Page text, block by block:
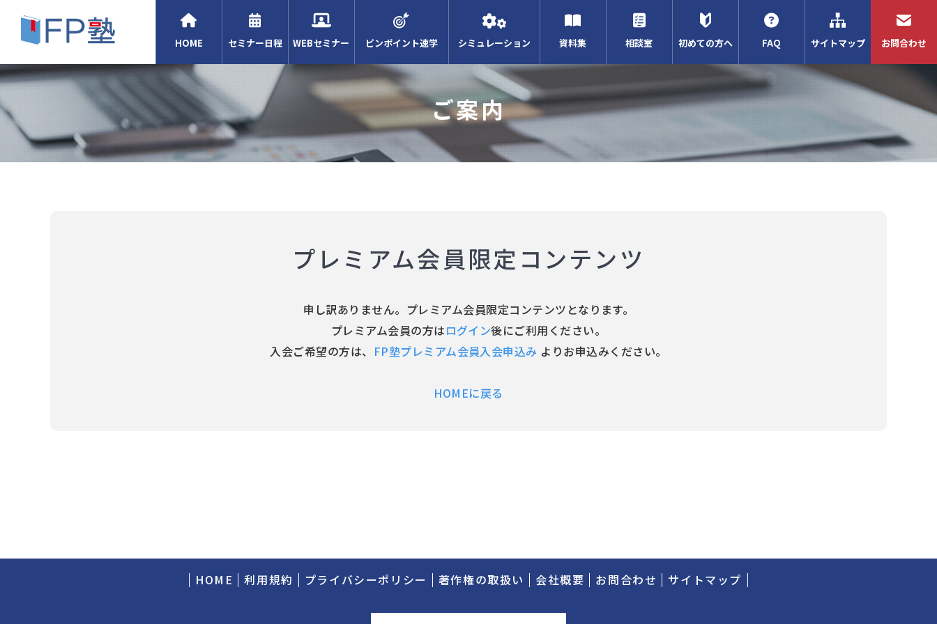
HOME セミナー日程 WEBセミナー ピンポイント速学 シミュレーション 資料集 相談室 初めての方へ FAQ サイトマップ お問合わせ
ご案内
プレミアム会員限定コンテンツ
申し訳ありません。プレミアム会員限定コンテンツとなります。
プレミアム会員の方はログイン後にご利用ください。
入会ご希望の方は、 FP塾プレミアム会員入会申込み よりお申込みください。
HOMEに戻る
HOME 利用規約 プライバシーポリシー 著作権の取扱い 会社概要 お問合わせ サイトマップ